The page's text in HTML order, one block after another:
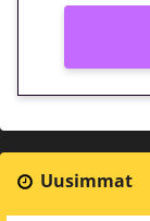
Uusimmat